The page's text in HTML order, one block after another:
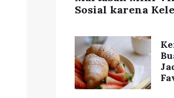
Sosial karena